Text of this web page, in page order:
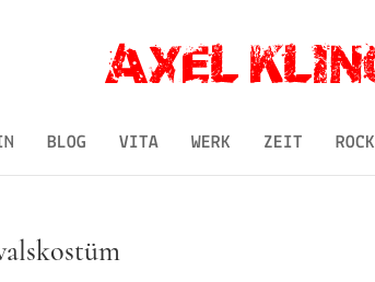
BLOG VITA WERK ZEIT ROCK